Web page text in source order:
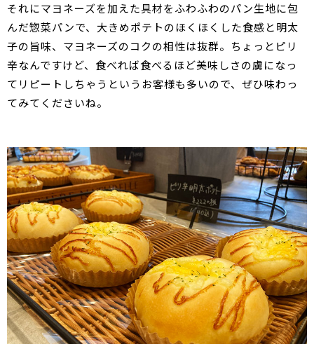
それにマヨネーズを加えた具材をふわふわのパン生地に包
んだ惣菜パンで、大きめポテトのほくほくした食感と明太
子の旨味、マヨネーズのコクの相性は抜群。ちょっとピリ
辛なんですけど、食べれば食べるほど美味しさの虜になっ
てリピートしちゃうというお客様も多いので、ぜひ味わっ
てみてくださいね。